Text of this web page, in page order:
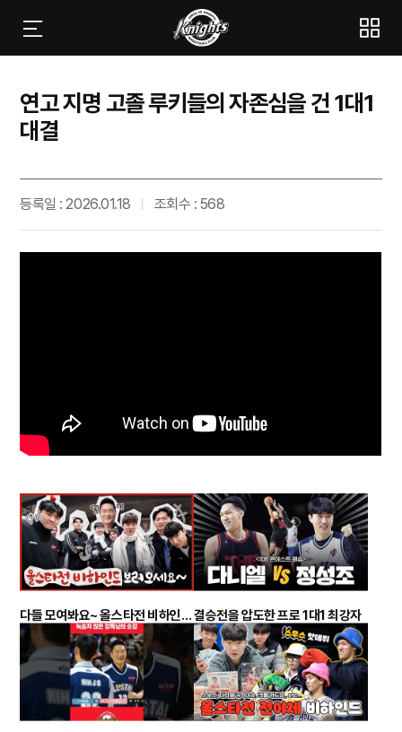
연고 지명 고졸 루키들의 자존심을 건 1대1
대결
등록일 : 2026.01.18 조회수 : 568
다들 모여봐요~ 올스타전 비하인드 보러오세요??결승전을 압도한 프로 1대1 최강자